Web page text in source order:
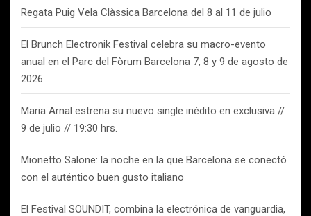
Regata Puig Vela Clàssica Barcelona del 8 al 11 de julio
El Brunch Electronik Festival celebra su macro-evento
anual en el Parc del Fòrum Barcelona 7, 8 y 9 de agosto de
2026
Maria Arnal estrena su nuevo single inédito en exclusiva //
9 de julio // 19:30 hrs.
Mionetto Salone: la noche en la que Barcelona se conectó
con el auténtico buen gusto italiano
El Festival SOUNDIT, combina la electrónica de vanguardia,